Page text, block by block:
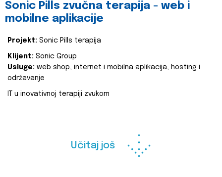
Sonic Pills zvučna terapija - web i
mobilne aplikacije
Projekt: Sonic Pills terapija
Klijent: Sonic Group
Usluge: web shop, internet i mobilna aplikacija, hosting i
održavanje
IT u inovativnoj terapiji zvukom
Učitaj još